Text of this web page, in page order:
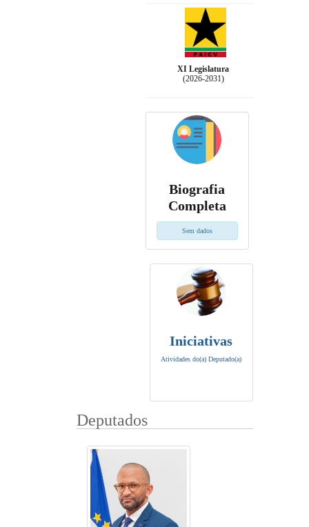
XI Legislatura
(2026-2031)
Biografia
Completa
Sem dados
Iniciativas
Atividades do(a) Deputado(a)
Deputados